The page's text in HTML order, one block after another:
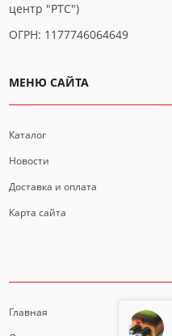
центр "РТС")
ОГРН: 1177746064649
МЕНЮ САЙТА
Каталог
Новости
Доставка и оплата
Карта сайта
Главная